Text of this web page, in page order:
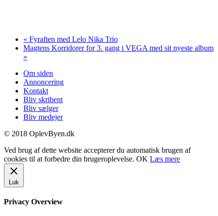
« Fyraften med Lelo Nika Trio
Magtens Korridorer for 3. gang i VEGA med sit nyeste album
»
Om siden
Annoncering
Kontakt
Bliv skribent
Bliv sælger
Bliv medejer
© 2018 OplevByen.dk
Ved brug af dette website accepterer du automatisk brugen af
cookies til at forbedre din brugeroplevelse. OK Læs mere
Luk
Privacy Overview